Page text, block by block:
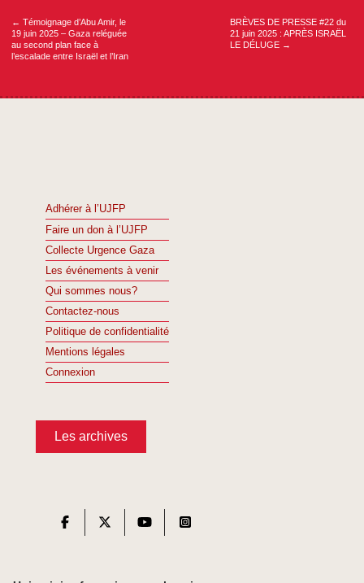
← Témoignage d’Abu Amir, le
19 juin 2025 – Gaza reléguée
au second plan face à
l’escalade entre Israël et l’Iran
BRÈVES DE PRESSE #22 du
21 juin 2025 : APRÈS ISRAËL
LE DÉLUGE →
Adhérer à l’UJFP
Faire un don à l’UJFP
Collecte Urgence Gaza
Les événements à venir
Qui sommes nous?
Contactez-nous
Politique de confidentialité
Mentions légales
Connexion
Les archives